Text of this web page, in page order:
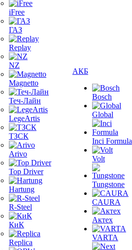
iFree
ГАЗ
Replay
NZ
Magnetto
Теч-Лайн
LegeArtis
ТЗСК
Arivo
Top Driver
Hartung
R-Steel
КиК
Replica
АКБ
Bosch
Global
Inci Formula
Volt
Tungstone
CAURA
Актех
VARTA